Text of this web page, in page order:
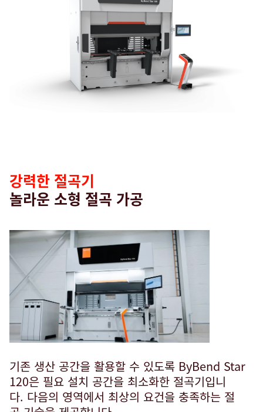
myBystronic
강력한 절곡기
놀라운 소형 절곡 가공
기존 생산 공간을 활용할 수 있도록 ByBend Star
120은 필요 설치 공간을 최소화한 절곡기입니
다. 다음의 영역에서 최상의 요건을 충족하는 절